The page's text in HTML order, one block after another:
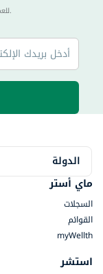
40 للعملاء الجدد فقط. تطبق الشروط والأحكام.
الدولة
ماي أستر
السجلات
القوائم
myWellth
استشر